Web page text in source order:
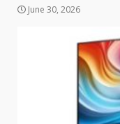
June 30, 2026